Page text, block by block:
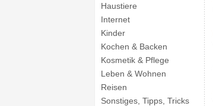
Haustiere
Internet
Kinder
Kochen & Backen
Kosmetik & Pflege
Leben & Wohnen
Reisen
Sonstiges, Tipps, Tricks